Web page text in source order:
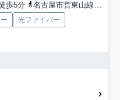
歩5分
名古屋市営東山線「伏見」駅 徒歩8分
光ファイバー